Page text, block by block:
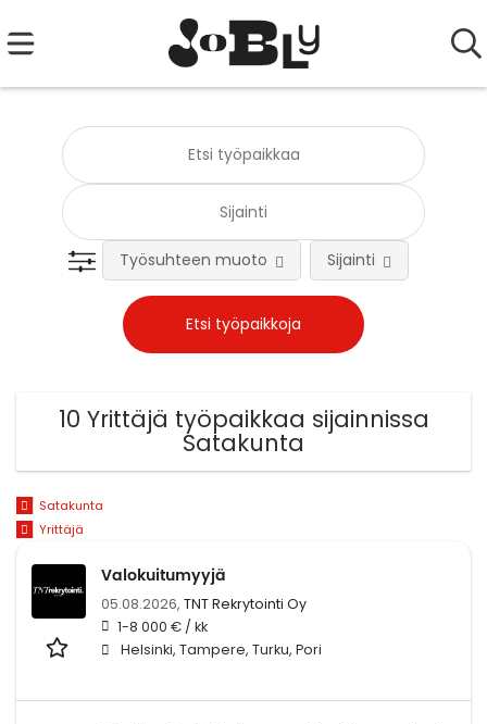
Työsuhteen muoto Sijainti
10 Yrittäjä työpaikkaa sijainnissa
Satakunta
Satakunta
Yrittäjä
Valokuitumyyjä
05.08.2026, TNT Rekrytointi Oy
1-8 000 € / kk
Helsinki, Tampere, Turku, Pori